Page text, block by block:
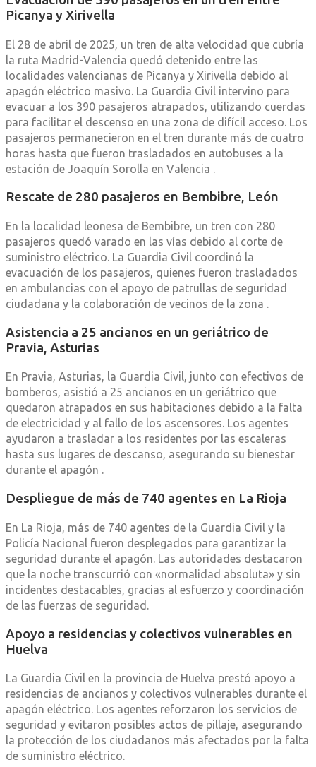
Picanya y Xirivella
El 28 de abril de 2025, un tren de alta velocidad que cubría
la ruta Madrid-Valencia quedó detenido entre las
localidades valencianas de Picanya y Xirivella debido al
apagón eléctrico masivo. La Guardia Civil intervino para
evacuar a los 390 pasajeros atrapados, utilizando cuerdas
para facilitar el descenso en una zona de difícil acceso. Los
pasajeros permanecieron en el tren durante más de cuatro
horas hasta que fueron trasladados en autobuses a la
estación de Joaquín Sorolla en Valencia
Rescate de 280 pasajeros en Bembibre, León
En la localidad leonesa de Bembibre, un tren con 280
pasajeros quedó varado en las vías debido al corte de
suministro eléctrico. La Guardia Civil coordinó la
evacuación de los pasajeros, quienes fueron trasladados
en ambulancias con el apoyo de patrullas de seguridad
ciudadana y la colaboración de vecinos de la zona .
Asistencia a 25 ancianos en un geriátrico de
Pravia, Asturias
En Pravia, Asturias, la Guardia Civil, junto con efectivos de
bomberos, asistió a 25 ancianos en un geriátrico que
quedaron atrapados en sus habitaciones debido a la falta
de electricidad y al fallo de los ascensores. Los agentes
ayudaron a trasladar a los residentes por las escaleras
hasta sus lugares de descanso, asegurando su bienestar
durante el apagón .
Despliegue de más de 740 agentes en La Rioja
En La Rioja, más de 740 agentes de la Guardia Civil y la
Policía Nacional fueron desplegados para garantizar la
seguridad durante el apagón. Las autoridades destacaron
que la noche transcurrió con «normalidad absoluta» y sin
incidentes destacables, gracias al esfuerzo y coordinación
de las fuerzas de seguridad .
Apoyo a residencias y colectivos vulnerables en
Huelva
La Guardia Civil en la provincia de Huelva prestó apoyo a
residencias de ancianos y colectivos vulnerables durante el
apagón eléctrico. Los agentes reforzaron los servicios de
seguridad y evitaron posibles actos de pillaje, asegurando
la protección de los ciudadanos más afectados por la falta
de suministro eléctrico.